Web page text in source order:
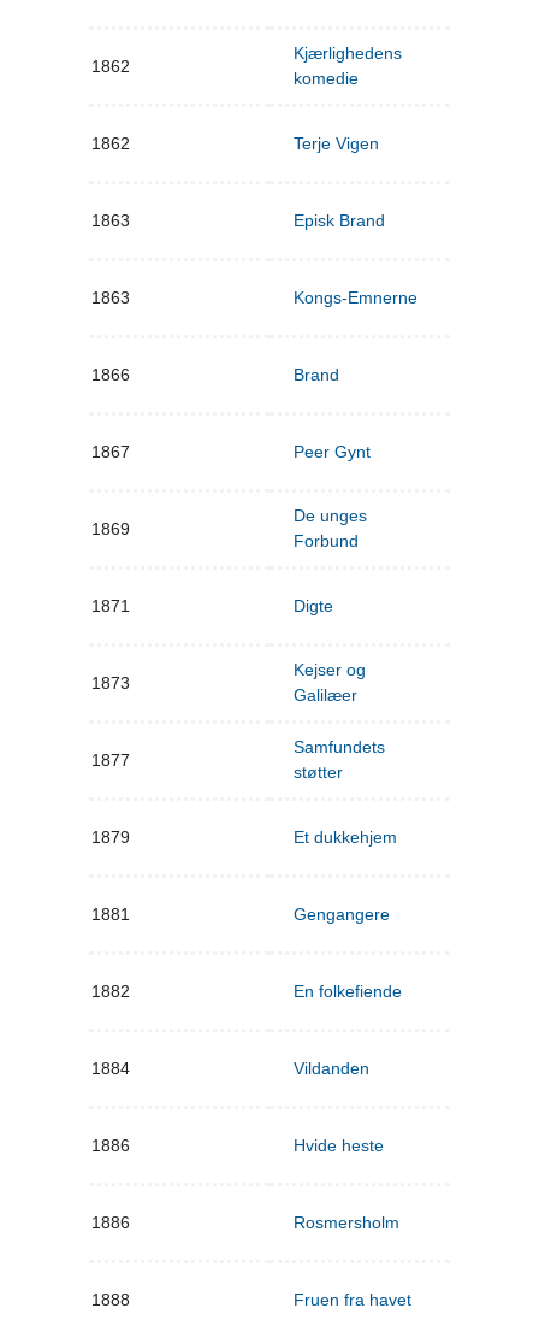
1862
Kjærlighedens
komedie
1862 Terje Vigen
1863 Episk Brand
1863 Kongs-Emnerne
1866 Brand
1867 Peer Gynt
1869
De unges
Forbund
1871 Digte
1873
Kejser og
Galilæer
1877
Samfundets
støtter
1879 Et dukkehjem
1881 Gengangere
1882 En folkefiende
1884 Vildanden
1886 Hvide heste
1886 Rosmersholm
1888 Fruen fra havet